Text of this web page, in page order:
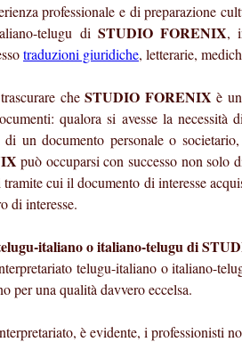
professionale e di preparazione
telugu di STUDIO FORENIX,
traduzioni giuridiche, letterarie,
cheSTUDIO FORENIX è
qualora si avesse la necessità
un documento personale o
può occuparsi con successo non solo
cui il documento di interesse
di interesse.
italiano o italiano-telugu di
telugu-italiano o italiano-
per una qualità davvero eccelsa.
è evidente, i professionisti